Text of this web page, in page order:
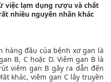
việc lạm dụng rượu và chất
nhiều nguyên nhân khác
hàng đầu của bệnh xơ gan là
B, C hoặc D. Viêm gan B là
viêm gan B gây ra dẫn đến
khác, viêm gan C lây truyền